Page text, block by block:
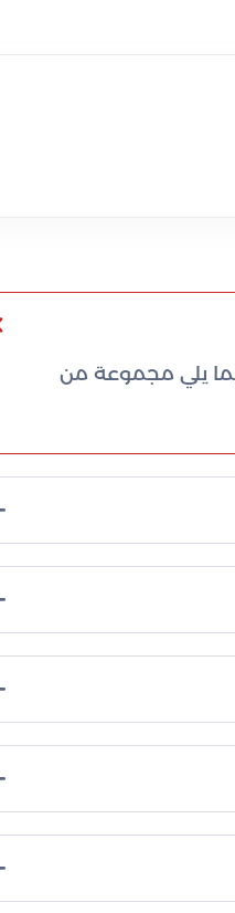
يلي مجموعة من
رقابية وبيطرية
بمختلف أعمارها،
التجارية لحظياً
الإنجاز، وتقليل